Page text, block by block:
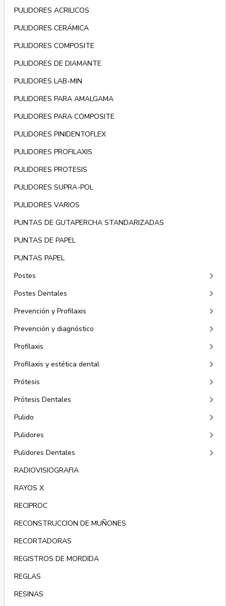
PULIDORES ACRILICOS
PULIDORES CERÁMICA
PULIDORES COMPOSITE
PULIDORES DE DIAMANTE
PULIDORES LAB-MIN
PULIDORES PARA AMALGAMA
PULIDORES PARA COMPOSITE
PULIDORES PINIDENTOFLEX
PULIDORES PROFILAXIS
PULIDORES PROTESIS
PULIDORES SUPRA-POL
PULIDORES VARIOS
PUNTAS DE GUTAPERCHA STANDARIZADAS
PUNTAS DE PAPEL
PUNTAS PAPEL
Postes
keyboard_arrow_right
Postes Dentales keyboard_arrow_right
Prevención y Profilaxis keyboard_arrow_right
Prevención y diagnóstico keyboard_arrow_right
Profilaxis keyboard_arrow_right
Profilaxis y estética dental keyboard_arrow_right
Prótesis keyboard_arrow_right
Prótesis Dentales keyboard_arrow_right
Pulido keyboard_arrow_right
Pulidores keyboard_arrow_right
Pulidores Dentales keyboard_arrow_right
RADIOVISIOGRAFIA
RAYOS X
RECIPROC
RECONSTRUCCION DE MUÑONES
RECORTADORAS
REGISTROS DE MORDIDA
REGLAS
RESINAS